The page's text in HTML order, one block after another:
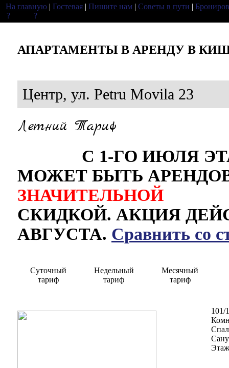
На главную | Гостевая | Пишите нам | Советы в пути |
АПАРТАМЕНТЫ В АРЕНДУ В
Центр, ул. Petru Movila 23
Летний Тариф
С 1-ГО ИЮЛЯ ЭТА
МОЖЕТ БЫТЬ
ЗНАЧИТЕЛЬНОЙ
СКИДКОЙ. АКЦИЯ
АВГУСТА. Сравнить со
Суточный
тариф
Недельный
тариф
Месячный
тариф
101/